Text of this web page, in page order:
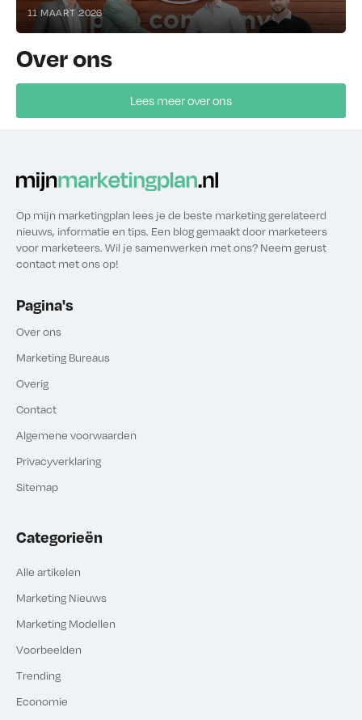
11 MAART 2026
Over ons
Lees meer over ons
Op mijn marketingplan lees je de beste marketing gerelateerd
nieuws, informatie en tips. Een blog gemaakt door marketeers
voor marketeers. Wil je samenwerken met ons? Neem gerust
contact met ons op!
Pagina's
Over ons
Marketing Bureaus
Overig
Contact
Algemene voorwaarden
Privacyverklaring
Sitemap
Categorieën
Alle artikelen
Marketing Nieuws
Marketing Modellen
Voorbeelden
Trending
Economie